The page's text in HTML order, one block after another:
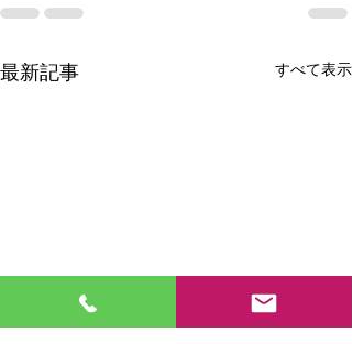
最新記事 すべて表示